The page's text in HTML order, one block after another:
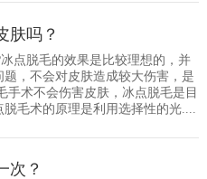
肤吗？
点脱毛的效果是比较理想的，并
，不会对皮肤造成较大伤害，是
术不会伤害皮肤，冰点脱毛是目
毛术的原理是利用选择性的光....
次？